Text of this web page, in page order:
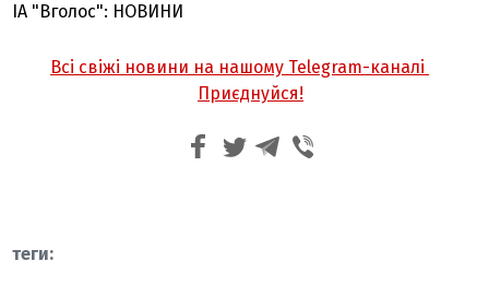
ІА "Вголос": НОВИНИ
Всі свіжі новини на нашому Telegram-каналі
Приєднуйся!